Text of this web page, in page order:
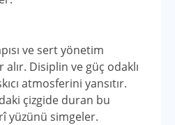
ve sert yönetim
alır. Disiplin ve güç odaklı
atmosferini yansıtır.
çizgide duran bu
yüzünü simgeler.